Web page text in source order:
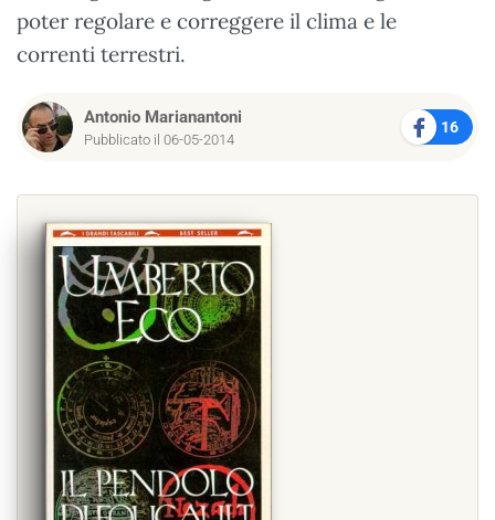
poter regolare e correggere il clima e le
correnti terrestri.
Antonio Marianantoni
Pubblicato il 06-05-2014
16